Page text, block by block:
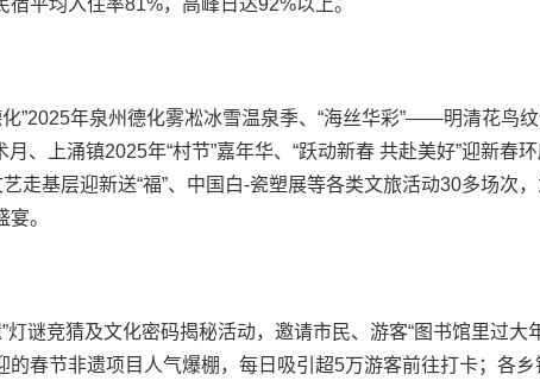
平均入住率81%， 高峰日达92%以上。
”2025年泉州德化雾凇冰雪温泉季、“海丝华彩”——明清花鸟
月、上涌镇2025年“村节”嘉年华、“跃动新春 共赴美好”迎新春
走基层迎新送“福”、中国白-瓷塑展等各类文旅活动30多场次
。
灯谜竞猜及文化密码揭秘活动，邀请市民、游客“图书馆里过大
的春节非遗项目人气爆棚，每日吸引超5万游客前往打卡；各